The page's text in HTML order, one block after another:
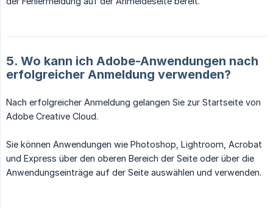
5. Wo kann ich Adobe-Anwendungen nach
erfolgreicher Anmeldung verwenden?
Nach erfolgreicher Anmeldung gelangen Sie zur Startseite von
Adobe Creative Cloud.
Sie können Anwendungen wie Photoshop, Lightroom, Acrobat
und Express über den oberen Bereich der Seite oder über die
Anwendungseinträge auf der Seite auswählen und verwenden.